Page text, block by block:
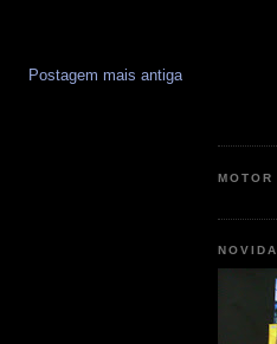
Postagem mais antiga
MOTOR